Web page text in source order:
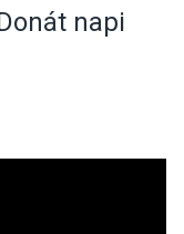
napi